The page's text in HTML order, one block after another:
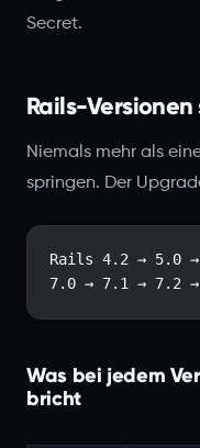
Secret.
Rails-
Niemals mehr als
springen. Der
Rails 4.2 → 5.0
7.0 → 7.1 → 7.2
Was bei jedem
bricht